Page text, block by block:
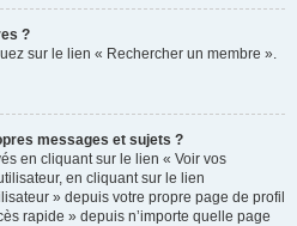
?
sur le lien « Rechercher un membre ».
messages et sujets ?
en cliquant sur le lien « Voir vos
en cliquant sur le lien
» depuis votre propre page de profil
rapide » depuis n’importe quelle page